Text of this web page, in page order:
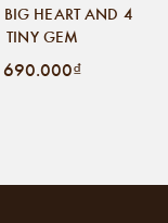
HEART AND 4
TINY GEM
690.000₫